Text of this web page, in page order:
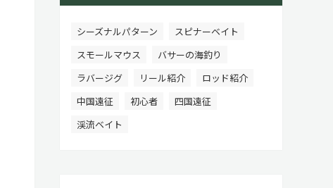
シーズナルパターン
スピナーベイト
スモールマウス
バサーの海釣り
ラバージグ
リール紹介
ロッド紹介
中国遠征
初心者
四国遠征
渓流ベイト